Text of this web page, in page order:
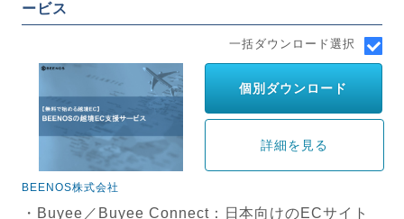
ービス
一括ダウンロード選択
個別ダウンロード
詳細を見る
BEENOS株式会社
・Buyee／Buyee Connect：日本向けのECサイト